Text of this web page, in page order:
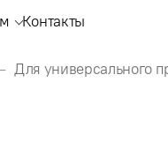
Контакты
Для универсального